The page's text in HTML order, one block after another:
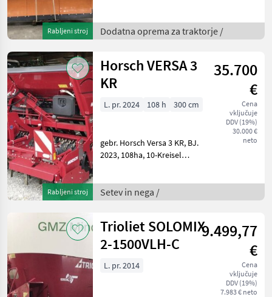
Rabljeni stroj
Schrägstellung 2550mm,
mit Scharerhöhung auf
Schneestaubschutz Plane
Dodatna oprema za traktorje /
Rabljeni stroj
Horsch VERSA 3
KR
35.700
€
Cena
vključuje
DDV (19%)
30.000 €
neto
L. pr. 2024 108 h 300 cm
gebr. Horsch Versa 3 KR, BJ.
2023, 108ha, 10-Kreisel
Stauschiene, 640mm
Zahnpackerwalze, 24-
Zweischeibenschar
Setev in nega /
Trioliet SOLOMIX
2-1500VLH-C
9.499,77
€
Cena
vključuje
DDV (19%)
7.983 € neto
L. pr. 2014